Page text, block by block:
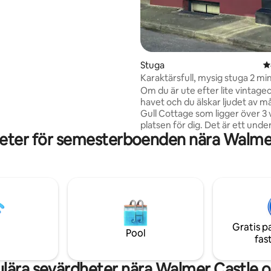
Stuga
Karaktärsfull, mysig stuga 2
stranden
Om du är ute efter lite
havet och du älskar ljudet av
Gull Cottage som ligger över 3
platsen för dig. Det är ett
ställe att komma bort från den
stressen med stranden och
sommaren eller vintern med
den mogna trädgården eller
koppla av i. Vägen består av
pastellfärgade hus med en
av grannskapet.
för semesterboenden nära
Pool
Gratis